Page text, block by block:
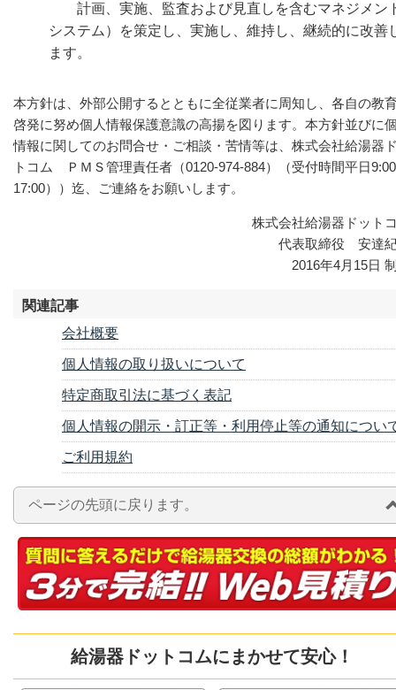
計画、実施、監査および見直しを含むマネジメン
システム）を策定し、実施し、維持し、継続的に改善
ます。
本方針は、外部公開するとともに全従業者に周知し、各自の教
啓発に努め個人情報保護意識の高揚を図ります。本方針並びに
情報に関してのお問合せ・ご相談・苦情等は、株式会社給湯器
トコム ＰＭＳ管理責任者（0120-974-884）（受付時間平日
17:00））迄、ご連絡をお願いします。
株式会社給湯器ドット
代表取締役 安達
2016年4月15日
関連記事
会社概要
個人情報の取り扱いについて
特定商取引法に基づく表記
個人情報の開示・訂正等・利用停止等の通知につい
ご利用規約
ページの先頭に戻ります。
給湯器ドットコムにまかせて安心！